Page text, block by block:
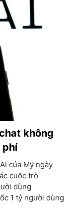
không
phí
của Mỹ ngày
cuộc trò
dùng
1 tỷ người dùng